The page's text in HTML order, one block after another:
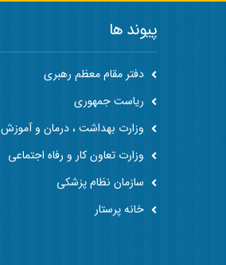
پیوند ها
دفتر مقام معظم رهبری
ریاست جمهوری
وزارت بهداشت ، درمان و آموزش
وزارت تعاون کار و رفاه اجتماعی
سازمان نظام پزشکی
خانه پرستار